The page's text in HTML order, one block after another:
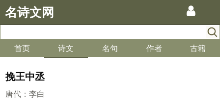
名诗文网
首页 诗文 名句 作者 古籍
挽王中丞
唐代 ： 李白